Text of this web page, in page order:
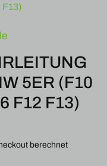
F13)
5ER (F10
F12 F13)
berechnet